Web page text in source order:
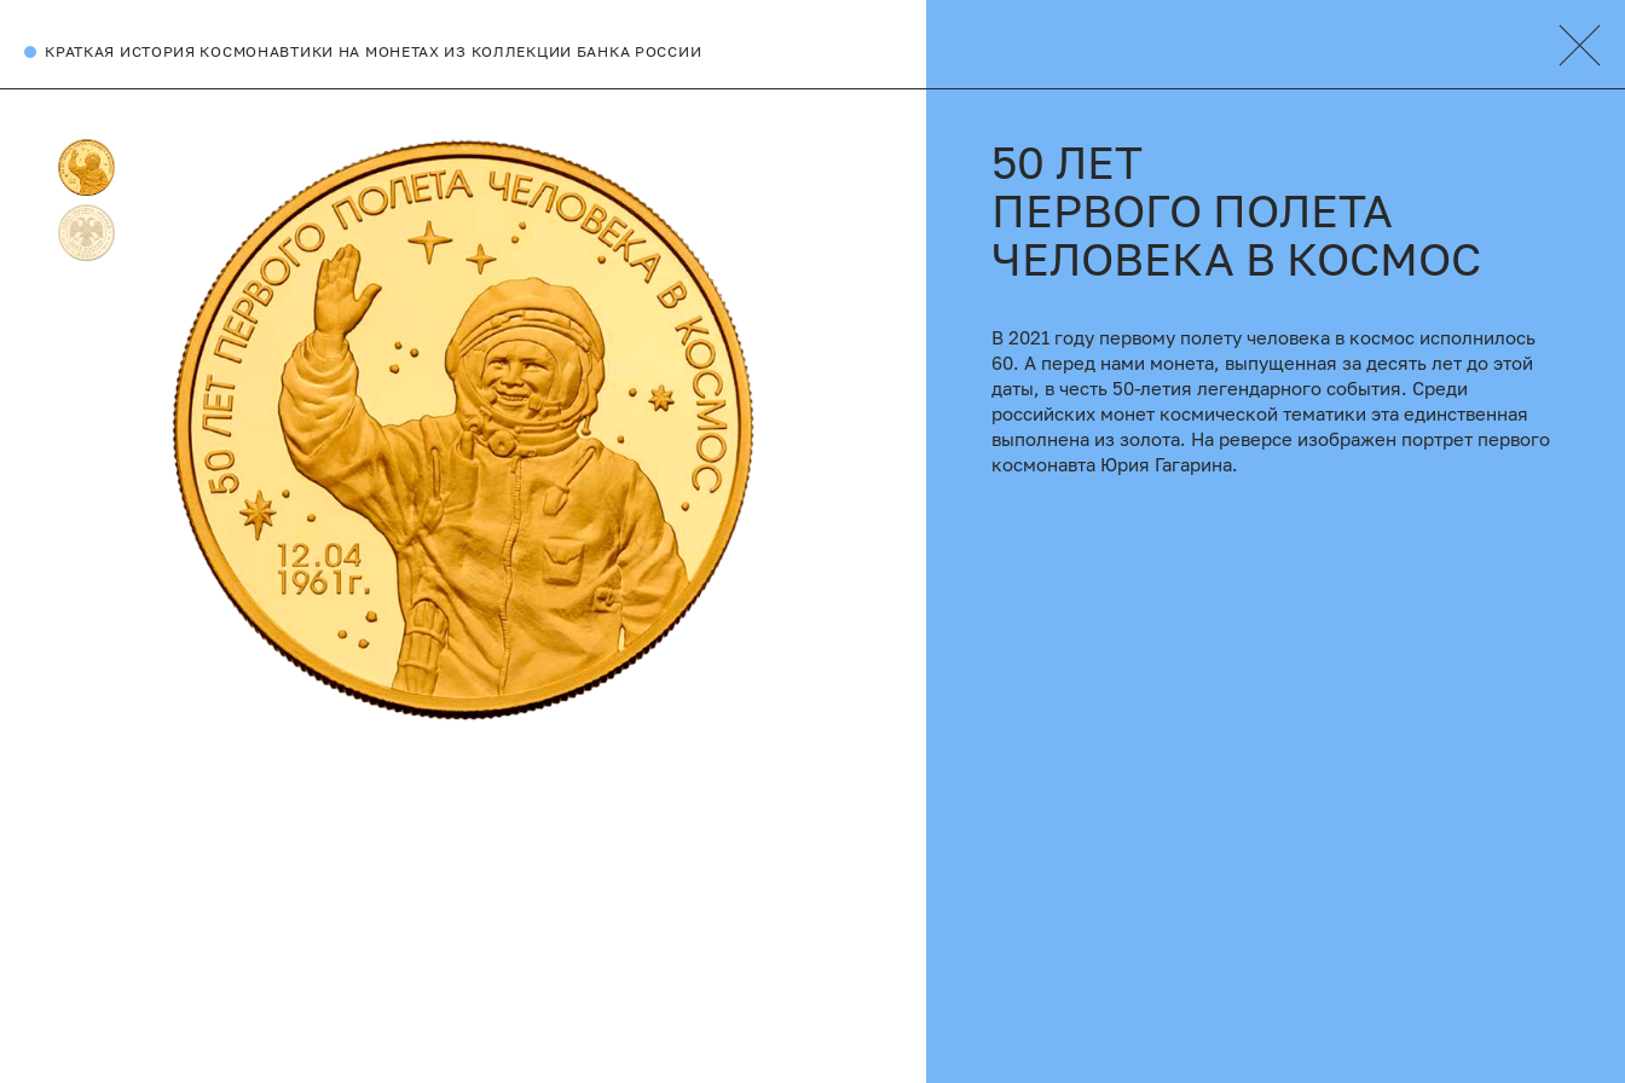
КРАТКАЯ ИСТОРИЯ КОСМОНАВТИКИ НА МОНЕТАХ ИЗ КОЛЛЕКЦИИ БАНКА РОССИИ
50 ЛЕТ
ПЕРВОГО ПОЛЕТА
ЧЕЛОВЕКА В КОСМОС
В 2021 году первому полету человека в космос исполнилось
60. А перед нами монета, выпущенная за десять лет до этой
даты, в честь 50-летия легендарного события. Среди
российских монет космической тематики эта единственная
выполнена из золота. На реверсе изображен портрет первого
космонавта Юрия Гагарина.